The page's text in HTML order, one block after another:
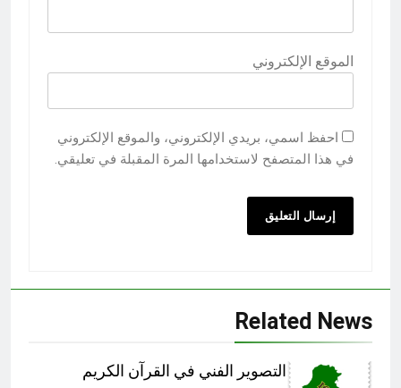
الموقع الإلكتروني
احفظ اسمي، بريدي الإلكتروني، والموقع الإلكتروني
في هذا المتصفح لاستخدامها المرة المقبلة في تعليقي.
Related News
التصوير الفني في القرآن الكريم